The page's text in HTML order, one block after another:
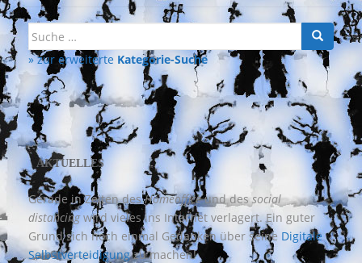
Suche
nach:
» zur erweiterte Kategorie-Suche
AKTUELLES
Gerade in Zeiten desHomeofficeund dessocial
distancingwird vieles ins Internet verlagert. Ein guter
Grund sich noch einmal Gedanken über seine Digitale
Selbstverteidigungzu machen!